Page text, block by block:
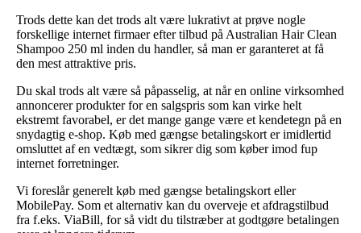
Trods dette kan det trods alt være lukrativt at prøve nogle
forskellige internet firmaer efter tilbud på Australian Hair Clean
Shampoo 250 ml inden du handler, så man er garanteret at få
den mest attraktive pris.
Du skal trods alt være så påpasselig, at når en online virksomhed
annoncerer produkter for en salgspris som kan virke helt
ekstremt favorabel, er det mange gange være et kendetegn på en
snydagtig e-shop. Køb med gængse betalingskort er imidlertid
omsluttet af en vedtægt, som sikrer dig som køber imod fup
internet forretninger.
Vi foreslår generelt køb med gængse betalingskort eller
MobilePay. Som et alternativ kan du overveje et afdragstilbud
fra f.eks. ViaBill, for så vidt du tilstræber at godtgøre betalingen